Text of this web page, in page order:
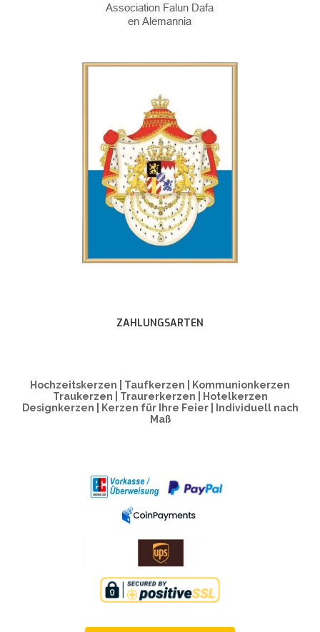
ZAHLUNGSARTEN
Hochzeitskerzen | Taufkerzen | Kommunionkerzen
Traukerzen | Traurerkerzen | Hotelkerzen
Designkerzen | Kerzen für Ihre Feier | Individuell nach
Maß